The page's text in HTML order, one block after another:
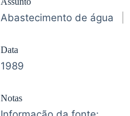
Abastecimento de água
Data
1989
Notas